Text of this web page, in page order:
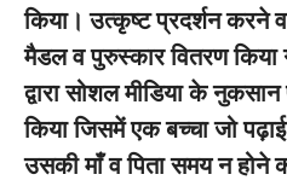
किया। उत्कृष्ट प्रदर्शन करने
मैडल व पुरुस्कार वितरण किया
द्वारा सोशल मीडिया के
किया जिसमें एक बच्चा जो
उसकी माँ व पिता समय न होने